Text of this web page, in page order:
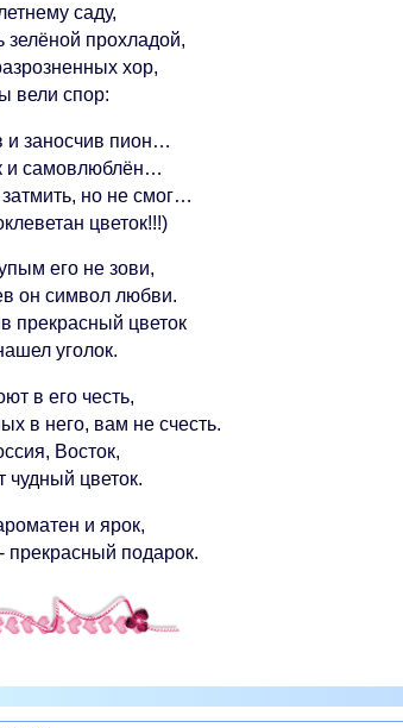
саду,
прохладой,
хор,
вели спор:
заносчив пион…
и самовлюблён…
но не смог…
цветок!!!)
его не зови,
он символ любви.
прекрасный цветок
уголок.
в его честь,
в него, вам не счесть.
Восток,
чудный цветок.
и ярок,
прекрасный подарок.